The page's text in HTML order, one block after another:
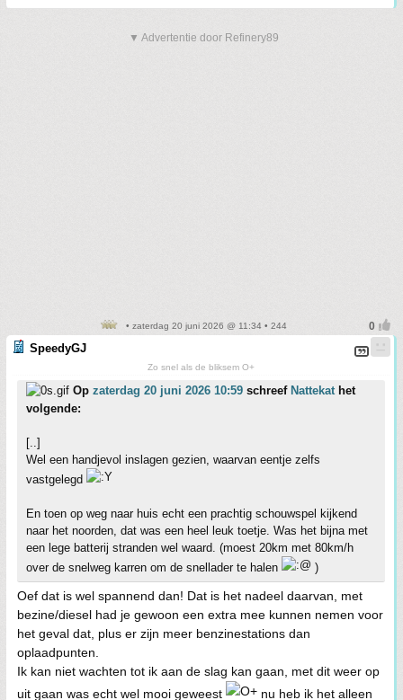
▼ Advertentie door Refinery89
• zaterdag 20 juni 2026 @ 11:34 • 244
SpeedyGJ
Zo snel als de bliksem O+
Op zaterdag 20 juni 2026 10:59 schreef Nattekat het
volgende:
[..]
Wel een handjevol inslagen gezien, waarvan eentje zelfs
vastgelegd
En toen op weg naar huis echt een prachtig schouwspel kijkend
naar het noorden, dat was een heel leuk toetje. Was het bijna met
een lege batterij stranden wel waard. (moest 20km met 80km/h
over de snelweg karren om de snellader te halen
)
Oef dat is wel spannend dan! Dat is het nadeel daarvan, met
bezine/diesel had je gewoon een extra mee kunnen nemen voor
het geval dat, plus er zijn meer benzinestations dan
oplaadpunten.
Ik kan niet wachten tot ik aan de slag kan gaan, met dit weer op
uit gaan was echt wel mooi geweest
nu heb ik het alleen